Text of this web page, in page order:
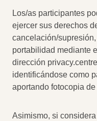
Los/as participantes
ejercer sus derechos
cancelación/
portabilidad mediante
dirección
identificándose como
aportando fotocopia
Asimismo, si